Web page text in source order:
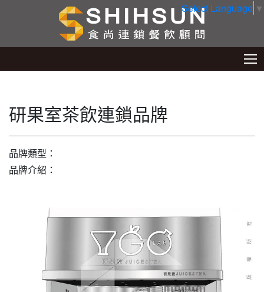
Select Language ▼
研果室茶飲連鎖品牌
品牌類型：
品牌介紹：